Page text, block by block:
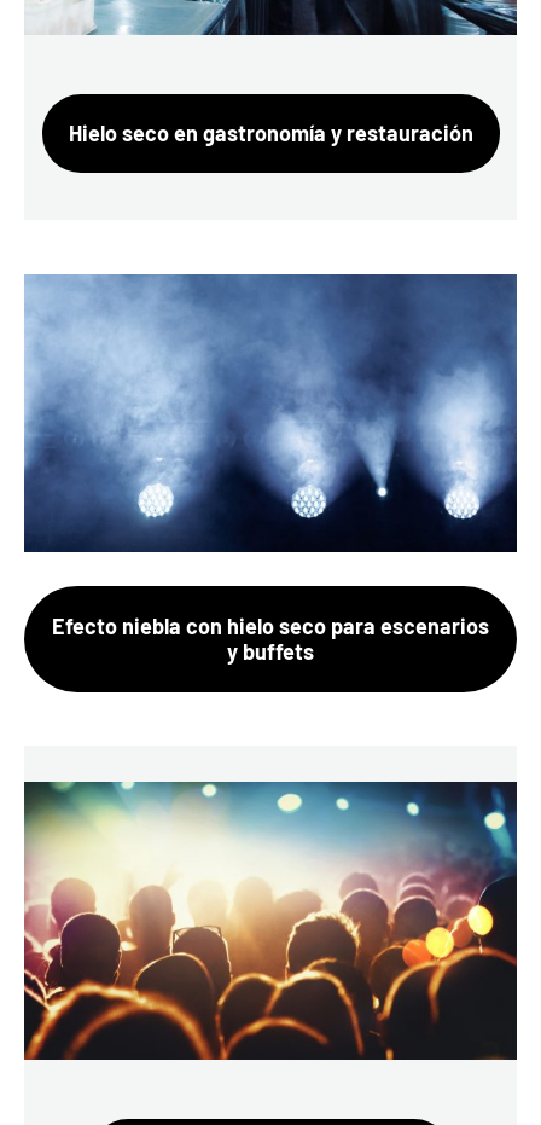
Hielo seco en gastronomía y restauración
Efecto niebla con hielo seco para escenarios
y buffets